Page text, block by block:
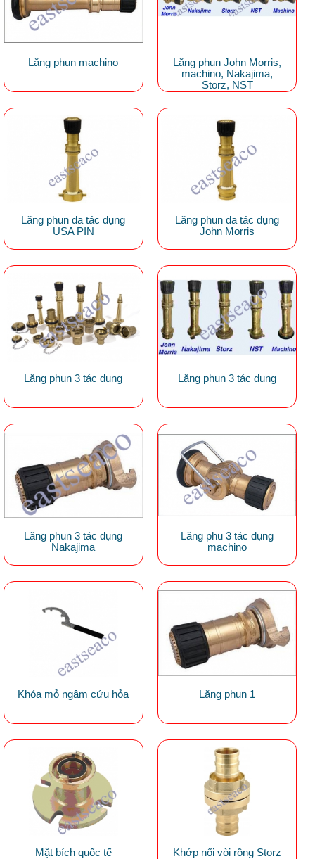
Lăng phun machino
Lăng phun John Morris,
machino, Nakajima,
Storz, NST
Lăng phun đa tác dụng
USA PIN
Lăng phun đa tác dụng
John Morris
Lăng phun 3 tác dụng Lăng phun 3 tác dụng
Lăng phun 3 tác dụng
Nakajima
Lăng phu 3 tác dụng
machino
Khóa mỏ ngâm cứu hỏa Lăng phun 1
Mặt bích quốc tế Khớp nối vòi rồng Storz